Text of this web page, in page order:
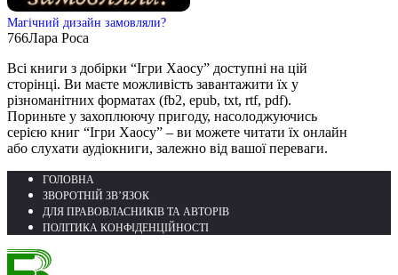
Магічний дизайн замовляли?
766Лара Роса
Всі книги з добірки “Ігри Хаосу” доступні на цій
сторінці. Ви маєте можливість завантажити їх у
різноманітних форматах (fb2, epub, txt, rtf, pdf).
Пориньте у захоплюючу пригоду, насолоджуючись
серією книг “Ігри Хаосу” – ви можете читати їх онлайн
або слухати аудіокниги, залежно від вашої переваги.
ГОЛОВНА
ЗВОРОТНІЙ ЗВ’ЯЗОК
ДЛЯ ПРАВОВЛАСНИКІВ ТА АВТОРІВ
ПОЛІТИКА КОНФІДЕНЦІЙНОСТІ